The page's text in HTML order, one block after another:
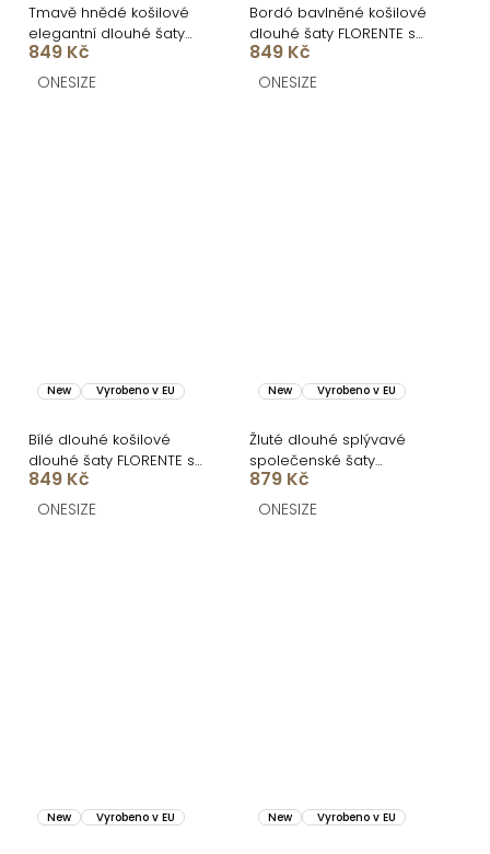
Tmavě hnědé košilové
elegantní dlouhé šaty
FLORENTE
849 Kč
ONESIZE
Bordó bavlněné košilové
dlouhé šaty FLORENTE s
páskem
849 Kč
ONESIZE
New Vyrobeno v EU
Bílé dlouhé košilové
dlouhé šaty FLORENTE s
páskem
849 Kč
ONESIZE
New Vyrobeno v EU
Žluté dlouhé splývavé
společenské šaty
LERDISEL na ramínka
879 Kč
ONESIZE
New Vyrobeno v EU New Vyrobeno v EU